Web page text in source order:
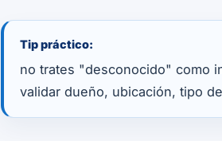
Tip práctico:
no trates "desconocido" como
validar dueño, ubicación, tipo